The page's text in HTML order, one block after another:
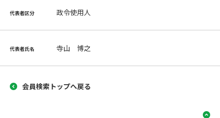
代表者区分 政令使用人
代表者氏名 寺山 博之
会員検索トップへ戻る